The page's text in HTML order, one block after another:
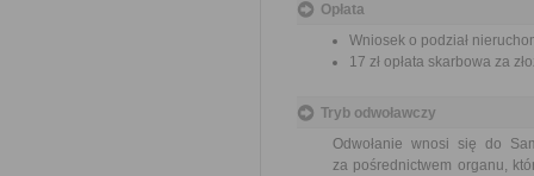
Opłata
Wniosek o podział
17 zł opłata skarbowa za
Tryb odwoławczy
Odwołanie wnosi się do
za pośrednictwem organu,